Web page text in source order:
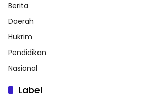
Berita
Daerah
Hukrim
Pendidikan
Nasional
Label